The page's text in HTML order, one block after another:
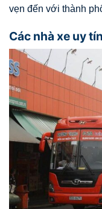
vẹn đến với thành
Các nhà xe uy